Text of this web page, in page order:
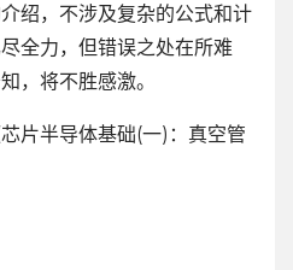
绍，不涉及复杂的公式和计
全力，但错误之处在所难
，将不胜感激。
片半导体基础(一)：真空管